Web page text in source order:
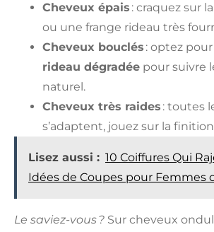
Cheveux épais : craquez sur la
ou une frange rideau très
Cheveux bouclés : optez
rideau dégradée pour suivre
naturel.
Cheveux très raides : toutes
s’adaptent, jouez sur la finition
Lisez aussi : 10 Coiffures Qui
Idées de Coupes pour Femmes
Le saviez-vous ? Sur cheveux